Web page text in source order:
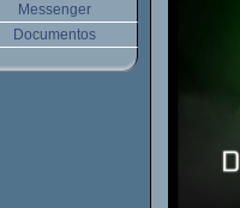
Messenger
Documentos